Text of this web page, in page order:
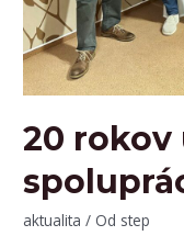
20 rokov
aktualita / Od step